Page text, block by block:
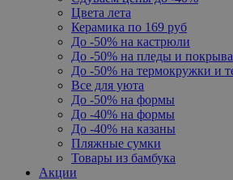
Цвета лета
Керамика по 169 руб
До -50% на кастрюли
До -50% на пледы и
До -50% на термокружки и
Все для уюта
До -50% на формы
До -40% на формы
До -40% на казаны
Пляжные сумки
Товары из бамбука
Акции